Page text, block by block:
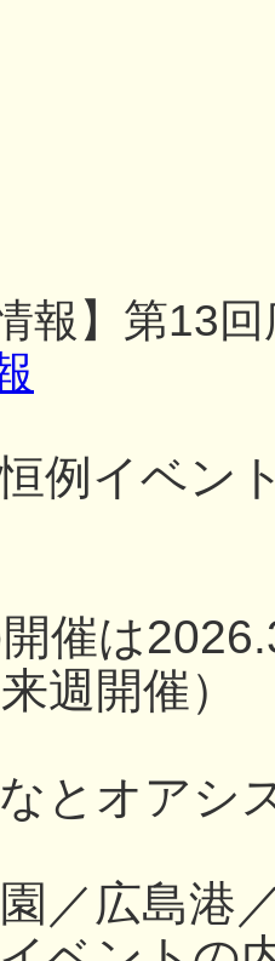
報】第13
例イベン
催は
週開催）
とオアシ
園／広島港